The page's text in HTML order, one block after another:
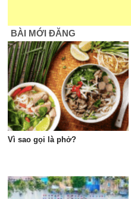
BÀI MỚI ĐĂNG
Vì sao gọi là phở?